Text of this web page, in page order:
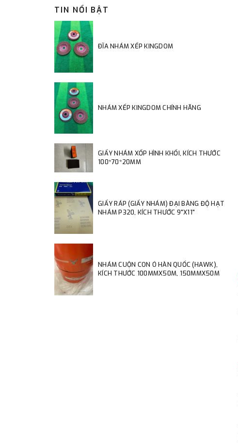
TIN NỔI BẬT
ĐĨA NHÁM XẾP KINGDOM
NHÁM XẾP KINGDOM CHÍNH HÃNG
GIẤY NHÁM XỐP HÌNH KHỐI, KÍCH THƯỚC
100*70*20MM
GIẤY RÁP (GIẤY NHÁM) ĐẠI BÀNG ĐỘ HẠT
NHÁM P320, KÍCH THƯỚC 9"X11"
NHÁM CUỘN CON Ó HÀN QUỐC (HAWK),
KÍCH THƯỚC 100MMX50M, 150MMX50M